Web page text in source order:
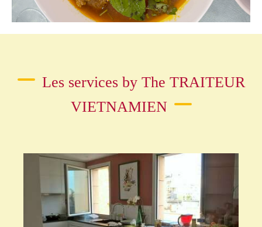
Les services by The TRAITEUR
VIETNAMIEN